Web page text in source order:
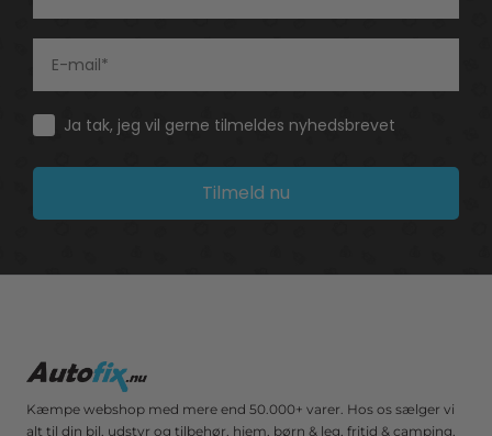
Consent
Ja tak, jeg vil gerne tilmeldes nyhedsbrevet
Tilmeld nu
Kæmpe webshop med mere end 50.000+ varer. Hos os sælger vi
alt til din bil, udstyr og tilbehør, hjem, børn & leg, fritid & camping,